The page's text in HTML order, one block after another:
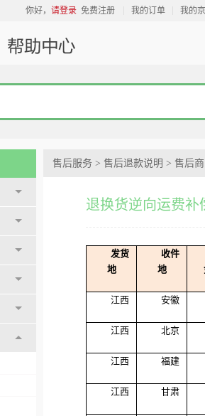
你好， 请登录 免费注册 我的订单 我的
售后服务 > 售后退款说明 > 售后
退换货逆向运费
发货
地
收件
地
江西 安徽
江西 北京
江西 福建
江西 甘肃